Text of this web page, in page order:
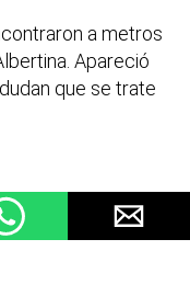
a metros
Apareció
que se trate